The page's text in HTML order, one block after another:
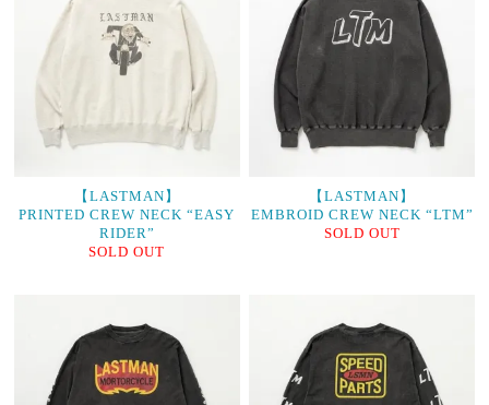
【LASTMAN】
PRINTED CREW NECK “EASY
RIDER”
SOLD OUT
【LASTMAN】
EMBROID CREW NECK “LTM”
SOLD OUT